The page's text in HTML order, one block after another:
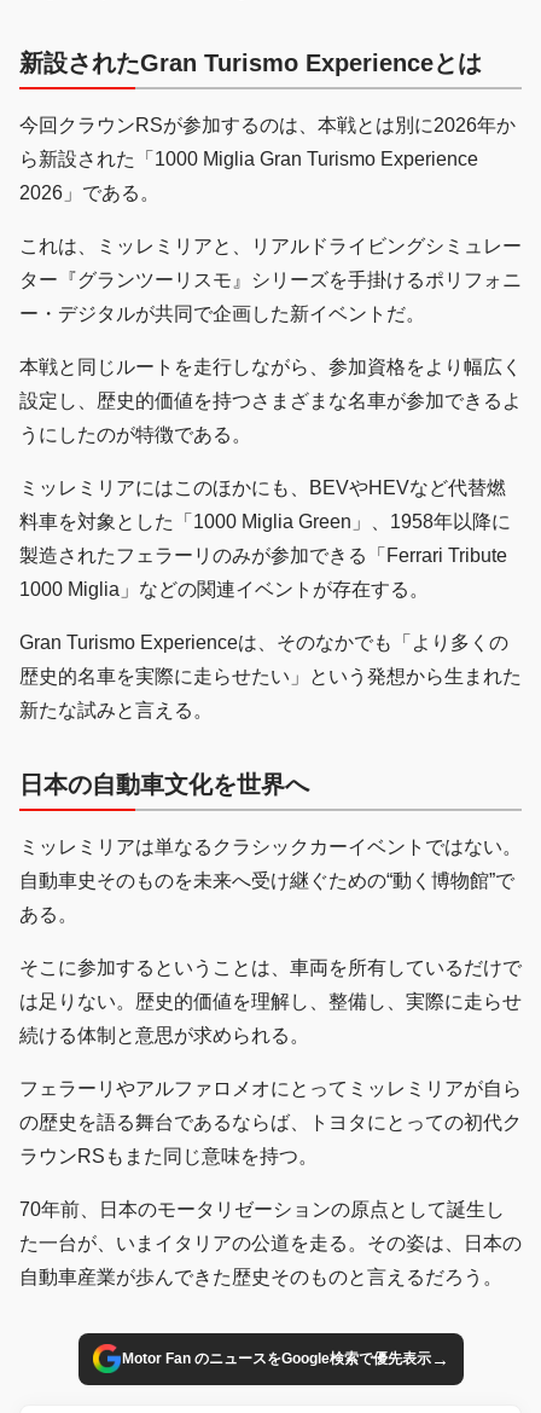
新設されたGran Turismo Experienceとは
今回クラウンRSが参加するのは、本戦とは別に2026年か
ら新設された「1000 Miglia Gran Turismo Experience
2026」である。
これは、ミッレミリアと、リアルドライビングシミュレー
ター『グランツーリスモ』シリーズを手掛けるポリフォニ
ー・デジタルが共同で企画した新イベントだ。
本戦と同じルートを走行しながら、参加資格をより幅広く
設定し、歴史的価値を持つさまざまな名車が参加できるよ
うにしたのが特徴である。
ミッレミリアにはこのほかにも、BEVやHEVなど代替燃
料車を対象とした「1000 Miglia Green」、1958年以降に
製造されたフェラーリのみが参加できる「Ferrari Tribute
1000 Miglia」などの関連イベントが存在する。
Gran Turismo Experienceは、そのなかでも「より多くの
歴史的名車を実際に走らせたい」という発想から生まれた
新たな試みと言える。
日本の自動車文化を世界へ
ミッレミリアは単なるクラシックカーイベントではない。
自動車史そのものを未来へ受け継ぐための“動く博物館”で
ある。
そこに参加するということは、車両を所有しているだけで
は足りない。歴史的価値を理解し、整備し、実際に走らせ
続ける体制と意思が求められる。
フェラーリやアルファロメオにとってミッレミリアが自ら
の歴史を語る舞台であるならば、トヨタにとっての初代ク
ラウンRSもまた同じ意味を持つ。
70年前、日本のモータリゼーションの原点として誕生し
た一台が、いまイタリアの公道を走る。その姿は、日本の
自動車産業が歩んできた歴史そのものと言えるだろう。
Motor Fan のニュースをGoogle検索で優先表示→